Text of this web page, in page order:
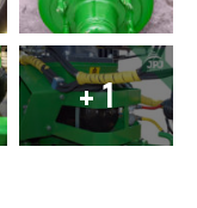
+ 1